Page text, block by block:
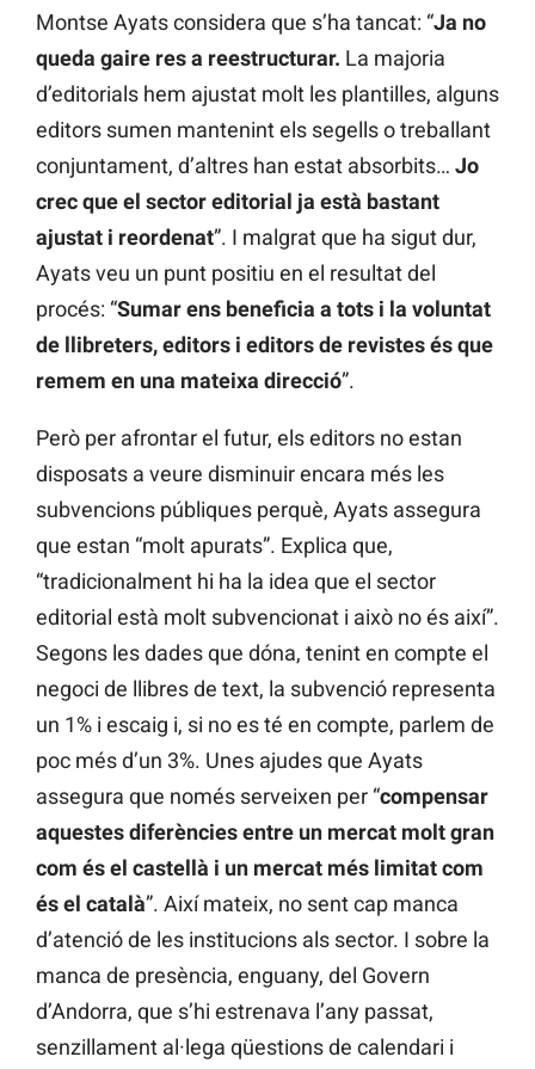
Montse Ayats considera que s’ha tancat: “Ja no
queda gaire res a reestructurar. La majoria
d’editorials hem ajustat molt les plantilles, alguns
editors sumen mantenint els segells o treballant
conjuntament, d’altres han estat absorbits… Jo
crec que el sector editorial ja està bastant
ajustat i reordenat”. I malgrat que ha sigut dur,
Ayats veu un punt positiu en el resultat del
procés: “Sumar ens beneficia a tots i la voluntat
de llibreters, editors i editors de revistes és que
remem en una mateixa direcció”.
Però per afrontar el futur, els editors no estan
disposats a veure disminuir encara més les
subvencions públiques perquè, Ayats assegura
que estan “molt apurats”. Explica que,
“tradicionalment hi ha la idea que el sector
editorial està molt subvencionat i això no és així”.
Segons les dades que dóna, tenint en compte el
negoci de llibres de text, la subvenció representa
un 1% i escaig i, si no es té en compte, parlem de
poc més d’un 3%. Unes ajudes que Ayats
assegura que només serveixen per “compensar
aquestes diferències entre un mercat molt gran
com és el castellà i un mercat més limitat com
és el català”. Així mateix, no sent cap manca
d’atenció de les institucions als sector. I sobre la
manca de presència, enguany, del Govern
d’Andorra, que s’hi estrenava l’any passat,
senzillament al·lega qüestions de calendari i